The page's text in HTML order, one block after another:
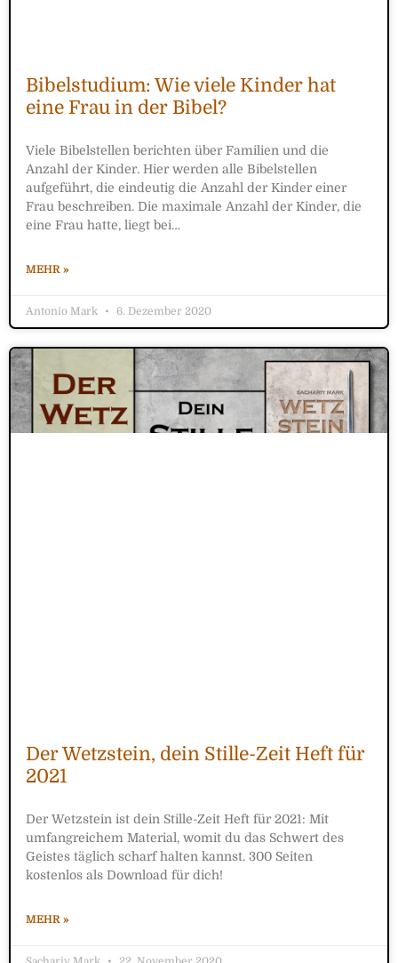
Bibelstudium: Wie viele Kinder hat
eine Frau in der Bibel?
Viele Bibelstellen berichten über Familien und die
Anzahl der Kinder. Hier werden alle Bibelstellen
aufgeführt, die eindeutig die Anzahl der Kinder einer
Frau beschreiben. Die maximale Anzahl der Kinder, die
eine Frau hatte, liegt bei…
MEHR »
Antonio Mark 6. Dezember 2020
Der Wetzstein, dein Stille-Zeit Heft für
2021
Der Wetzstein ist dein Stille-Zeit Heft für 2021: Mit
umfangreichem Material, womit du das Schwert des
Geistes täglich scharf halten kannst. 300 Seiten
kostenlos als Download für dich!
MEHR »